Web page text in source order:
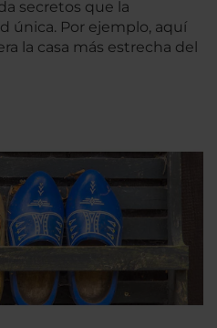
secretos que la
única. Por ejemplo, aquí
la casa más estrecha del